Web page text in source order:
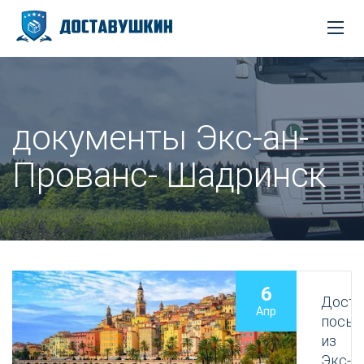
документы Экс-ан-
Прованс- Шадринск
6
Апр
из
Экс-